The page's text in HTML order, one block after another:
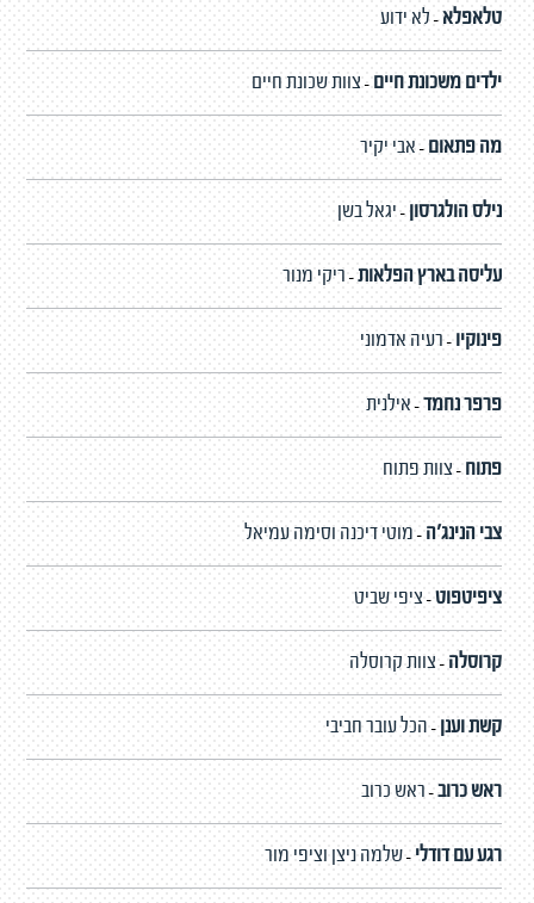
טלאפלא -לא ידוע
ילדים משכונת חיים -צוות שכונת חיים
מה פתאום -אבי יקיר
נילס הולגרסון -יגאל בשן
עליסה בארץ הפלאות-ריקי מנור
פינוקיו -רעיה אדמוני
פרפר נחמד-אילנית
פתוח -צוות פתוח
צבי הנינג'ה -מוטי דיכנה וסימה עמיאל
ציפיטפוט-ציפי שביט
קרוסלה -צוות קרוסלה
קשת וענן -הכל עובר חביבי
ראש כרוב-ראש כרוב
רגע עם דודלי -שלמה ניצן וציפי מור